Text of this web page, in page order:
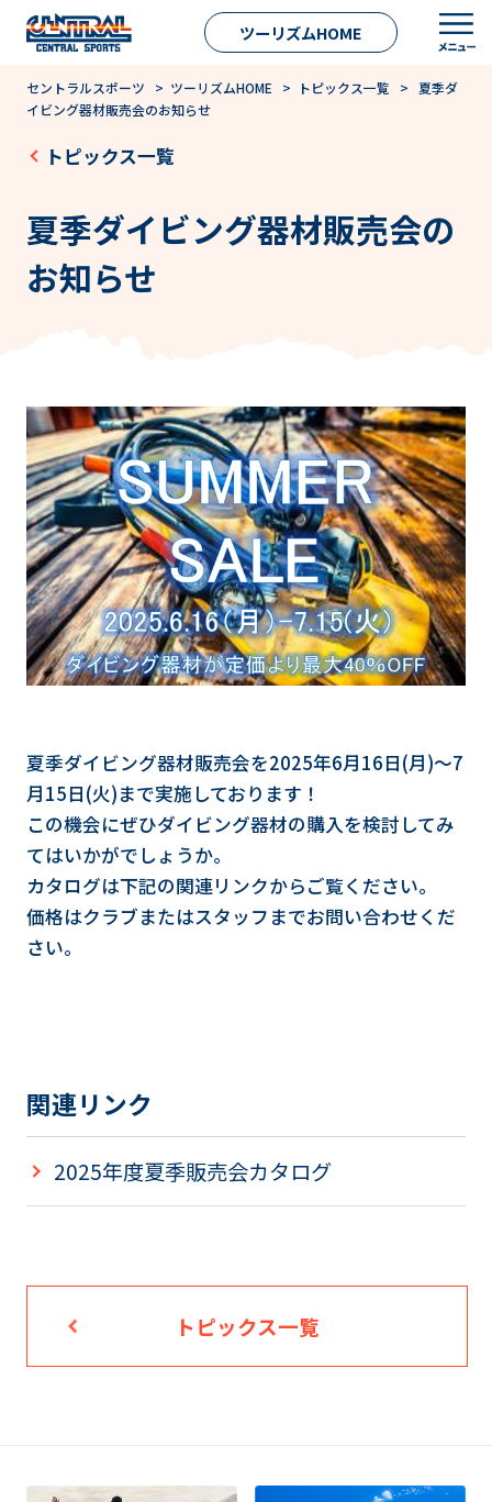
ツーリズムHOME
セントラルスポーツ > ツーリズムHOME > トピックス一覧
> 夏季ダ
イビング器材販売会のお知らせ
トピックス一覧
夏季ダイビング器材販売会の
お知らせ
夏季ダイビング器材販売会を2025年6月16日(月)～7
月15日(火)まで実施しております！
この機会にぜひダイビング器材の購入を検討してみ
てはいかがでしょうか。
カタログは下記の関連リンクからご覧ください。
価格はクラブまたはスタッフまでお問い合わせくだ
さい。
関連リンク
2025年度夏季販売会カタログ
トピックス一覧